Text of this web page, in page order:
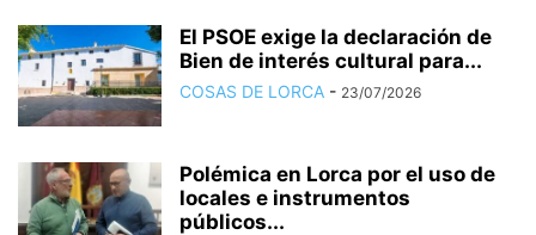
El PSOE exige la declaración de
Bien de interés cultural para...
COSAS DE LORCA - 23/07/2026
Polémica en Lorca por el uso de
locales e instrumentos
públicos...